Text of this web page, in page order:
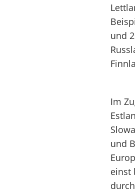
und
Im
und
einst